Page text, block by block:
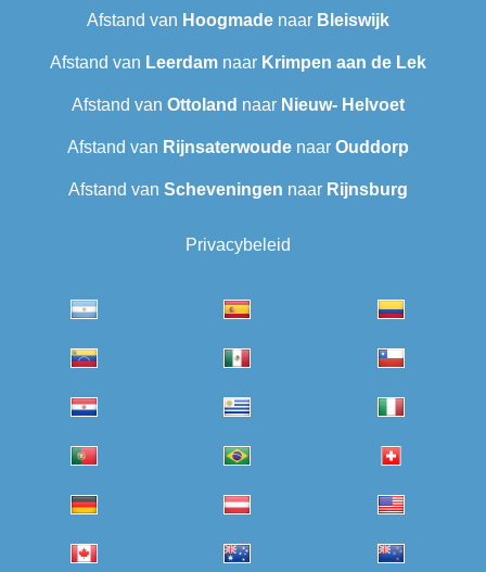
Afstand van Hoogmadenaar Bleiswijk
Afstand van Leerdamnaar Krimpen aan de Lek
Afstand van Ottoland naar Nieuw- Helvoet
Afstand van Rijnsaterwoudenaar Ouddorp
Afstand van Scheveningen‎ naar Rijnsburg
Privacybeleid